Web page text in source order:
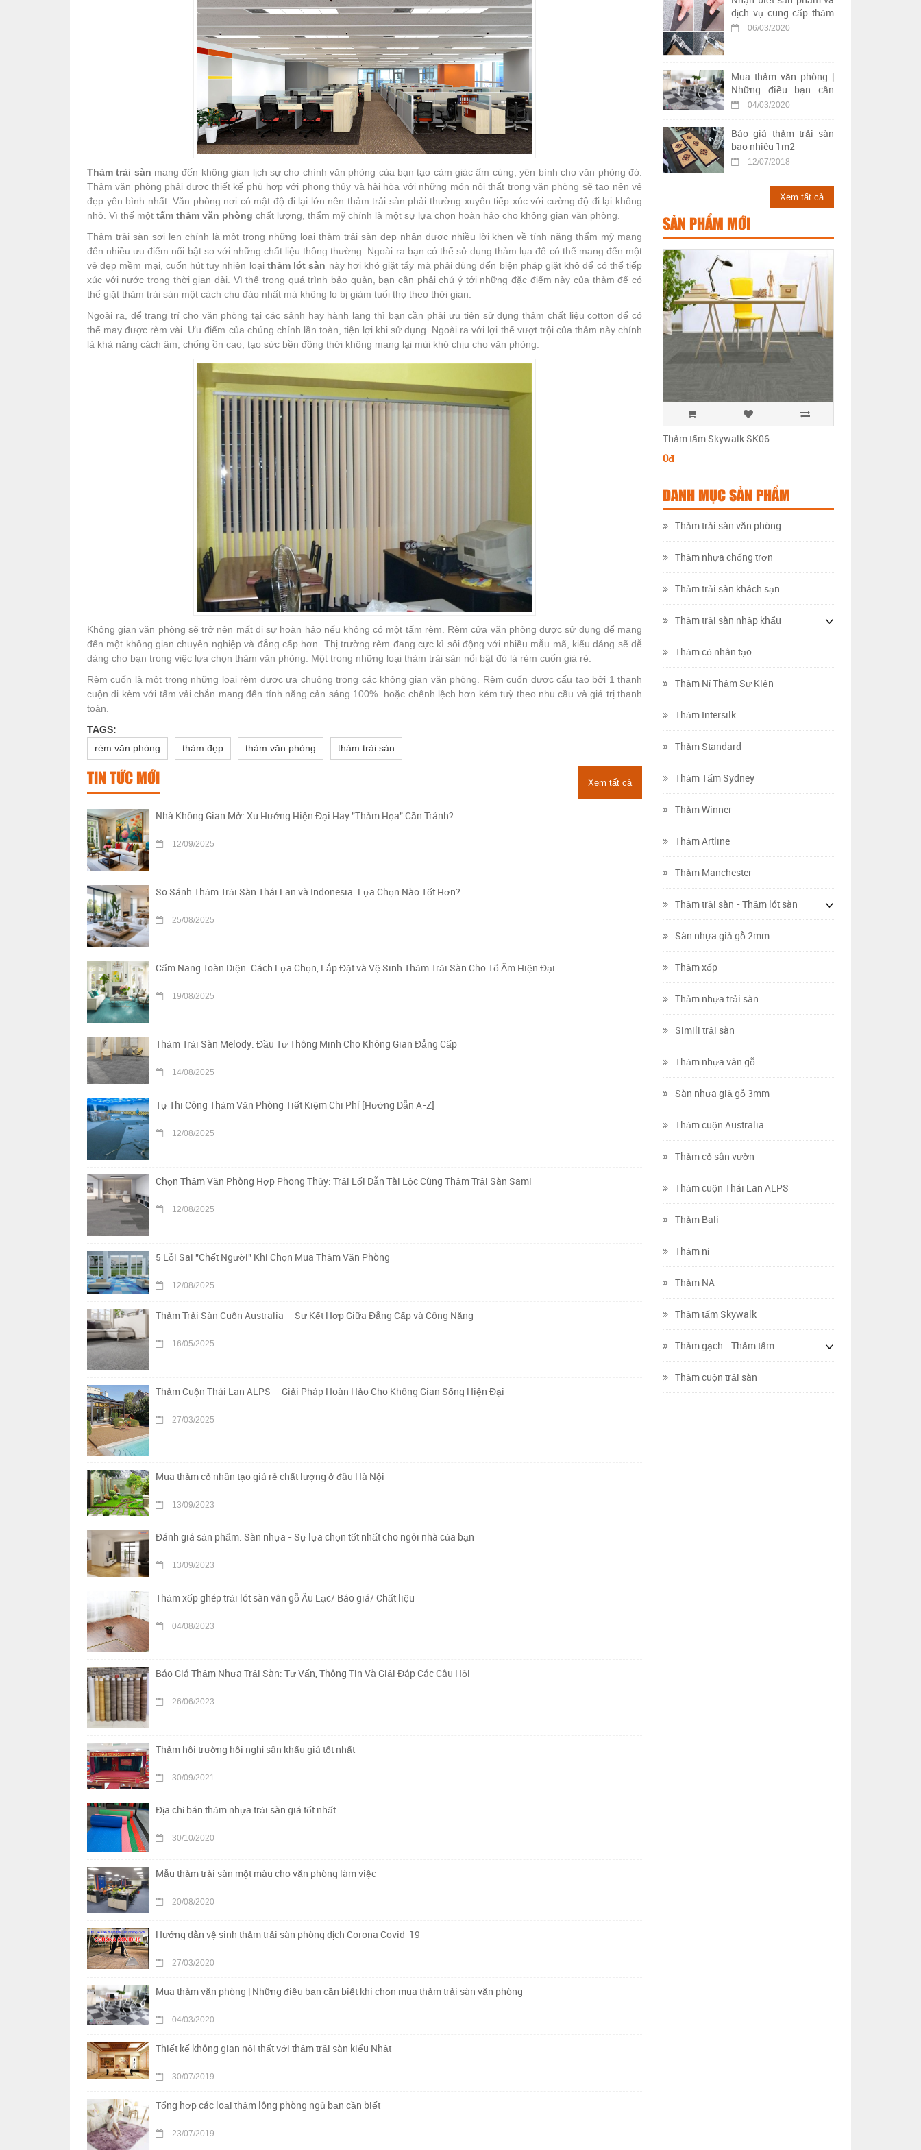
Thảm trải sàn mang đến không gian lịch sự cho chính văn phòng của bạn tạo cảm giác ấm cúng, yên bình cho văn phòng đó.
Thảm văn phòng phải được thiết kế phù hợp với phong thủy và hài hòa với những món nội thất trong văn phòng sẽ tạo nên vẻ
đẹp yên bình nhất. Văn phòng nơi có mật độ đi lại lớn nên thảm trải sàn phải thường xuyên tiếp xúc với cường độ đi lại không
nhỏ. Vì thế một tấm thảm văn phòng chất lượng, thẩm mỹ chính là một sự lựa chọn hoàn hảo cho không gian văn phòng.
Thảm trải sàn sợi len chính là một trong những loại thảm trải sàn đẹp nhận dược nhiều lời khen về tính năng thẩm mỹ mang
đến nhiều ưu điểm nổi bật so với những chất liệu thông thường. Ngoài ra bạn có thể sử dụng thảm lụa để có thể mang đến một
vẻ đẹp mềm mại, cuốn hút tuy nhiên loại thảm lót sàn này hơi khó giặt tẩy mà phải dùng đến biện pháp giặt khô để có thể tiếp
xúc với nước trong thời gian dài. Vì thế trong quá trình bảo quản, bạn cần phải chú ý tới những đặc điểm này của thảm để có
thể giặt thảm trải sàn một cách chu đáo nhất mà không lo bị giảm tuổi thọ theo thời gian.
Ngoài ra, để trang trí cho văn phòng tại các sảnh hay hành lang thì bạn cần phải ưu tiên sử dụng thảm chất liệu cotton để có
thể may được rèm vài. Ưu điểm của chúng chính lần toàn, tiện lợi khi sử dụng. Ngoài ra với lợi thế vượt trội của thảm này chính
là khả năng cách âm, chống ồn cao, tạo sức bền đồng thời không mang lại mùi khó chịu cho văn phòng.
Không gian văn phòng sẽ trở nên mất đi sự hoàn hảo nếu không có một tấm rèm. Rèm cửa văn phòng được sử dụng để mang
đến một không gian chuyên nghiệp và đẳng cấp hơn. Thị trường rèm đang cực kì sôi động với nhiều mẫu mã, kiểu dáng sẽ dễ
dàng cho bạn trong việc lựa chọn thảm văn phòng. Một trong những loại thảm trải sàn nổi bật đó là rèm cuốn giá rẻ.
Rèm cuốn là một trong những loại rèm được ưa chuộng trong các không gian văn phòng. Rèm cuốn được cấu tạo bởi 1 thanh
cuộn di kèm với tấm vải chắn mang đến tính năng cản sáng 100% hoặc chênh lệch hơn kém tuỳ theo nhu cầu và giá trị thanh
toán.
TAGS:
rèm văn phòng
thảm đẹp thảm văn phòng thảm trải sàn
TIN TỨC MỚI Xem tất cả
Nhà Không Gian Mở: Xu Hướng Hiện Đại Hay "Thảm Họa" Cần Tránh?
12/09/2025
So Sánh Thảm Trải Sàn Thái Lan và Indonesia: Lựa Chọn Nào Tốt Hơn?
25/08/2025
Cẩm Nang Toàn Diện: Cách Lựa Chọn, Lắp Đặt và Vệ Sinh Thảm Trải Sàn Cho Tổ Ấm Hiện Đại
19/08/2025
Thảm Trải Sàn Melody: Đầu Tư Thông Minh Cho Không Gian Đẳng Cấp
14/08/2025
Tự Thi Công Thảm Văn Phòng Tiết Kiệm Chi Phí [Hướng Dẫn A-Z]
12/08/2025
Chọn Thảm Văn Phòng Hợp Phong Thủy: Trải Lối Dẫn Tài Lộc Cùng Thảm Trải Sàn Sami
12/08/2025
5 Lỗi Sai "Chết Người" Khi Chọn Mua Thảm Văn Phòng
12/08/2025
Thảm Trải Sàn Cuộn Australia – Sự Kết Hợp Giữa Đẳng Cấp và Công Năng
16/05/2025
Thảm Cuộn Thái Lan ALPS – Giải Pháp Hoàn Hảo Cho Không Gian Sống Hiện Đại
27/03/2025
Mua thảm cỏ nhân tạo giá rẻ chất lượng ở đâu Hà Nội
13/09/2023
Đánh giá sản phẩm: Sàn nhựa - Sự lựa chọn tốt nhất cho ngôi nhà của bạn
13/09/2023
Thảm xốp ghép trải lót sàn vân gỗ Âu Lạc/ Báo giá/ Chất liệu
04/08/2023
Báo Giá Thảm Nhựa Trải Sàn: Tư Vấn, Thông Tin Và Giải Đáp Các Câu Hỏi
26/06/2023
Thảm hội trường hội nghị sân khấu giá tốt nhất
30/09/2021
Địa chỉ bán thảm nhựa trải sàn giá tốt nhất
30/10/2020
Mẫu thảm trải sàn một màu cho văn phòng làm việc
20/08/2020
Hướng dẫn vệ sinh thảm trải sàn phòng dịch Corona Covid-19
27/03/2020
Mua thảm văn phòng | Những điều bạn cần biết khi chọn mua thảm trải sàn văn phòng
04/03/2020
Thiết kế không gian nội thất với thảm trải sàn kiểu Nhật
30/07/2019
Tổng hợp các loại thảm lông phòng ngủ bạn cần biết
23/07/2019
dịch vụ cung cấp thảm
trải sàn kém chất lượng
06/03/2020
Mua thảm văn phòng |
Những điều bạn cần
biết khi chọn mua thảm
04/03/2020
Báo giá thảm trải sàn
bao nhiêu 1m2
12/07/2018
Xem tất cả
SẢN PHẨM MỚI
Thảm tấm Skywalk SK06
0đ
DANH MỤC SẢN PHẨM
Thảm trải sàn văn phòng
Thảm nhựa chống trơn
Thảm trải sàn khách sạn
Thảm trải sàn nhập khẩu
Thảm cỏ nhân tạo
Thảm Nỉ Thảm Sự Kiện
Thảm Intersilk
Thảm Standard
Thảm Tấm Sydney
Thảm Winner
Thảm Artline
Thảm Manchester
Thảm trải sàn - Thảm lót sàn
Sàn nhựa giả gỗ 2mm
Thảm xốp
Thảm nhựa trải sàn
Simili trải sàn
Thảm nhựa vân gỗ
Sàn nhựa giả gỗ 3mm
Thảm cuộn Australia
Thảm cỏ sân vườn
Thảm cuộn Thái Lan ALPS
Thảm Bali
Thảm nỉ
Thảm NA
Thảm tấm Skywalk
Thảm gạch - Thảm tấm
Thảm cuộn trải sàn